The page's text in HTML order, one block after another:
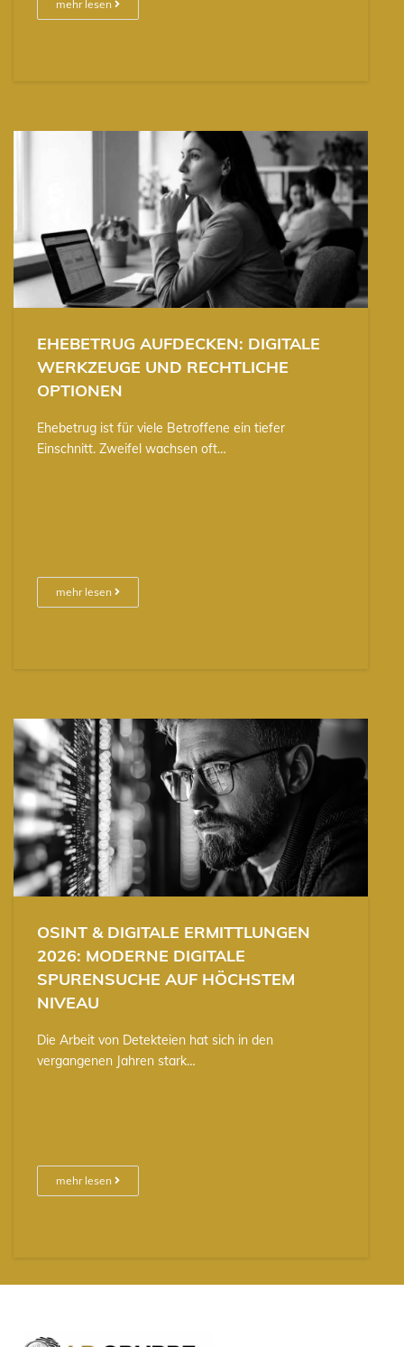
mehr lesen
EHEBETRUG AUFDECKEN: DIGITALE
WERKZEUGE UND RECHTLICHE
OPTIONEN
Ehebetrug ist für viele Betroffene ein tiefer
Einschnitt. Zweifel wachsen oft…
mehr lesen
OSINT & DIGITALE ERMITTLUNGEN
2026: MODERNE DIGITALE
SPURENSUCHE AUF HÖCHSTEM
NIVEAU
Die Arbeit von Detekteien hat sich in den
vergangenen Jahren stark…
mehr lesen